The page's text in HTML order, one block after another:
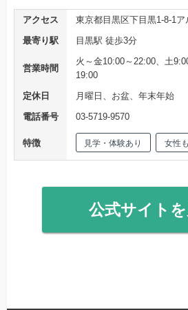
アクセス
東京都目黒区下目黒1-8-1
最寄り駅
目黒駅 徒歩3分
営業時間
火～金10:00～22:00、土
19:00
定休日
月曜日、お盆、年末年始
電話番号
03-5719-9570
特徴 見学・体験あり 女性
公式サイト